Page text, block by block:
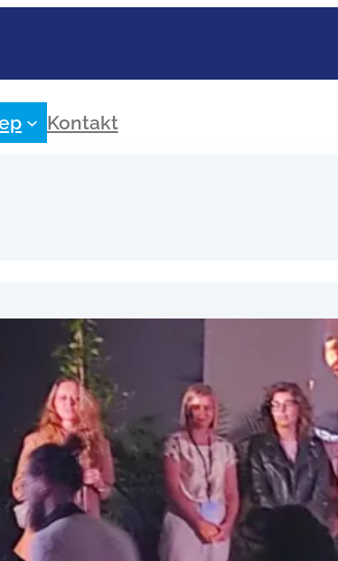
Kontakt
i spotkania branżowe
palemką nad basenem, pomyślcie już powoli
zebrałam w tym materiale.Czytaj dalej